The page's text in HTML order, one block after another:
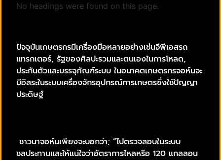
No headings were found on this page.
ปัจจุบันเกษตรกรมีเครื่องมือหลายอย่างเช่นจีพีเอสรถ
แทรกเตอร์, รัฐของศิลปะรวมและตนเองในการโหลด,
ประกันตัวและบรรจุภัณฑ์ระบบ ในอนาคตเกษตรกรจอห์นจะ
มีอิสระในระบบเครื่องจักรอุปกรณ์การเกษตรซึ่งใช้ปัญญา
ประดิษฐ์
ชาวนาจอห์นเพียงจะบอกว่า; “ไปตรวจสอบในระบบ
ชลประทานและให้แน่ใจว่าอัตราการไหลหรือ 120 แกลลอน